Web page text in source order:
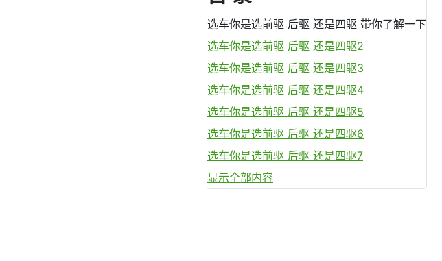
选车你是选前驱 后驱 还是四驱 带你了解一下
选车你是选前驱 后驱 还是四驱2
选车你是选前驱 后驱 还是四驱3
选车你是选前驱 后驱 还是四驱4
选车你是选前驱 后驱 还是四驱5
选车你是选前驱 后驱 还是四驱6
选车你是选前驱 后驱 还是四驱7
显示全部内容